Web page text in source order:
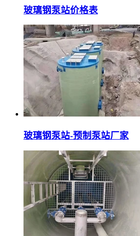
玻璃钢泵站价格表
玻璃钢泵站-预制泵站厂家